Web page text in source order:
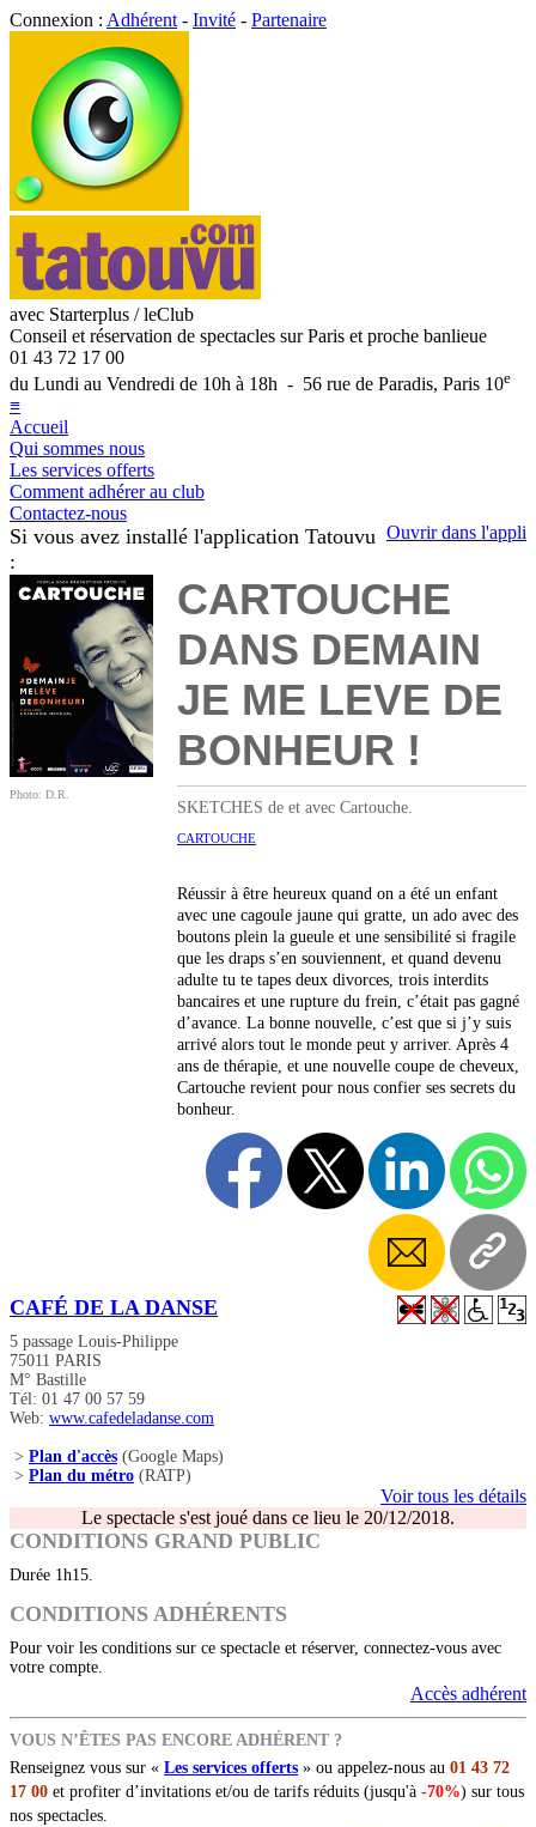
Connexion : Adhérent - Invité - Partenaire
avec Starterplus / leClub
Conseil et réservation de spectacles sur Paris et proche banlieue
01 43 72 17 00
du Lundi au Vendredi de 10h à 18h - 56 rue de Paradis, Paris 10e
≡
Accueil
Qui sommes nous
Les services offerts
Comment adhérer au club
Contactez-nous
Ouvrir dans l'appli
Si vous avez installé l'application Tatouvu
:
Photo: D.R.
CARTOUCHE
DANS DEMAIN
JE ME LEVE DE
BONHEUR !
SKETCHES de et avec Cartouche.
CARTOUCHE
Réussir à être heureux quand on a été un enfant
avec une cagoule jaune qui gratte, un ado avec des
boutons plein la gueule et une sensibilité si fragile
que les draps s’en souviennent, et quand devenu
adulte tu te tapes deux divorces, trois interdits
bancaires et une rupture du frein, c’était pas gagné
d’avance. La bonne nouvelle, c’est que si j’y suis
arrivé alors tout le monde peut y arriver. Après 4
ans de thérapie, et une nouvelle coupe de cheveux,
Cartouche revient pour nous confier ses secrets du
bonheur.
CAFÉ DE LA DANSE
5 passage Louis-Philippe
75011 PARIS
M° Bastille
Tél: 01 47 00 57 59
Web: www.cafedeladanse.com
> Plan d'accès (Google Maps)
> Plan du métro (RATP)
Voir tous les détails
Le spectacle s'est joué dans ce lieu le 20/12/2018.
CONDITIONS GRAND PUBLIC
Durée 1h15.
CONDITIONS ADHÉRENTS
Pour voir les conditions sur ce spectacle et réserver, connectez-vous avec
votre compte.
Accès adhérent
VOUS N’ÊTES PAS ENCORE ADHÉRENT ?
Renseignez vous sur « Les services offerts » ou appelez-nous au 01 43 72
17 00 et profiter d’invitations et/ou de tarifs réduits (jusqu'à -70%) sur tous
nos spectacles.